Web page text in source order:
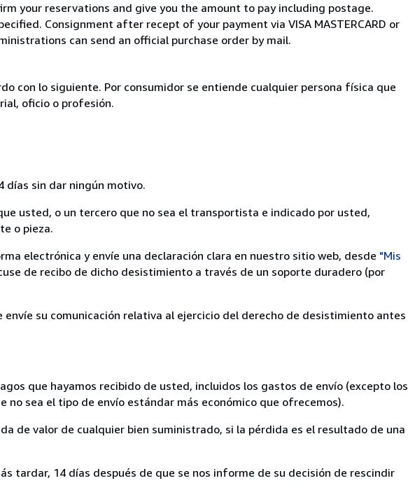
your reservations and give you the amount to pay including postage.
Consignment after recept of your payment via VISA MASTERCARD or
can send an official purchase order by mail.
con lo siguiente. Por consumidor se entiende cualquier persona física que
oficio o profesión.
días sin dar ningún motivo.
usted, o un tercero que no sea el transportista e indicado por usted,
o pieza.
electrónica y envíe una declaración clara en nuestro sitio web, desde "Mis
de recibo de dicho desistimiento a través de un soporte duradero (por
su comunicación relativa al ejercicio del derecho de desistimiento antes
que hayamos recibido de usted, incluidos los gastos de envío (excepto los
sea el tipo de envío estándar más económico que ofrecemos).
de valor de cualquier bien suministrado, si la pérdida es el resultado de una
tardar, 14 días después de que se nos informe de su decisión de rescindir